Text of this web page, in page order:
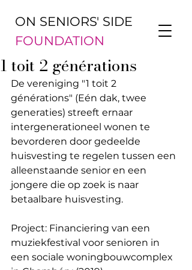
ON SENIORS' SIDE
FOUNDATION
1 toit 2 générations
De vereniging "1 toit 2
générations" (Eén dak, twee
generaties) streeft ernaar
intergenerationeel wonen te
bevorderen door gedeelde
huisvesting te regelen tussen een
alleenstaande senior en een
jongere die op zoek is naar
betaalbare huisvesting.
Project: Financiering van een
muziekfestival voor senioren in
een sociale woningbouwcomplex